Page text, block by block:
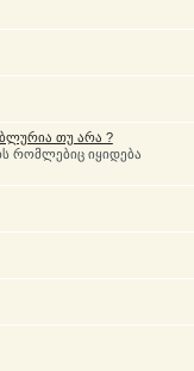
თუ არა ?
რომლებიც იყიდება